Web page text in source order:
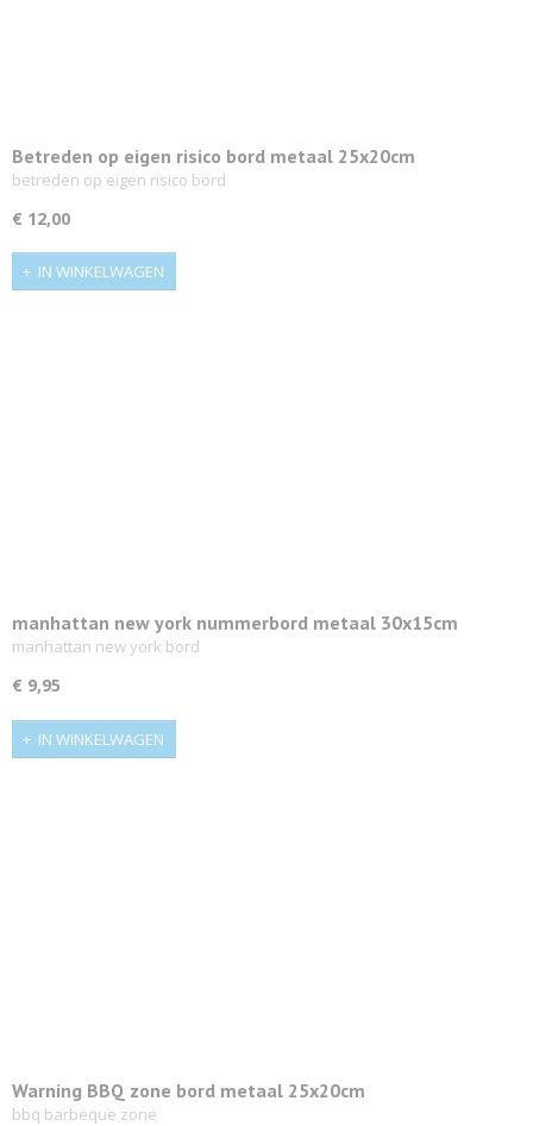
Betreden op eigen risico bord metaal 25x20cm
betreden op eigen risico bord
€ 12,00
IN WINKELWAGEN
manhattan new york nummerbord metaal 30x15cm
manhattan new york bord
€ 9,95
IN WINKELWAGEN
Warning BBQ zone bord metaal 25x20cm
bbq barbeque zone